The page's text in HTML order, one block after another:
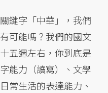
鍵字「中華」，我們
可能嗎？我們的國文
五週左右，你到底是
能力（讀寫）、文學
常生活的表達能力、